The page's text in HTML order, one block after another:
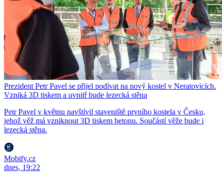
Prezident Petr Pavel se přijel podívat na nový kostel v Neratovicích.
Vzniká 3D tiskem a uvnitř bude lezecká stěna
Petr Pavel v květnu navštívil staveniště prvního kostela v Česku,
jehož věž má vzniknout 3D tiskem betonu. Součástí věže bude i
lezecká stěna.
Mobify.cz
dnes, 19:22